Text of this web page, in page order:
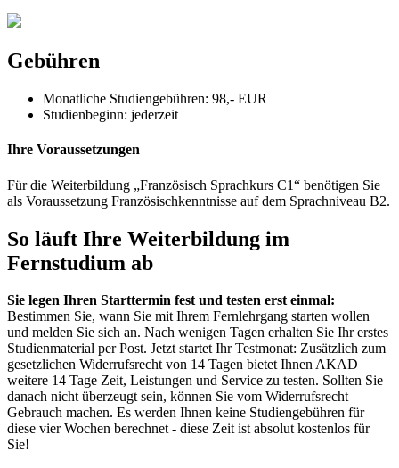
Gebühren
Monatliche Studiengebühren: 98,- EUR
Studienbeginn: jederzeit
Ihre Voraussetzungen
Für die Weiterbildung „Französisch Sprachkurs C1“ benötigen Sie
als Voraussetzung Französischkenntnisse auf dem Sprachniveau B2.
So läuft Ihre Weiterbildung im
Fernstudium ab
Sie legen Ihren Starttermin fest und testen erst einmal:
Bestimmen Sie, wann Sie mit Ihrem Fernlehrgang starten wollen
und melden Sie sich an. Nach wenigen Tagen erhalten Sie Ihr erstes
Studienmaterial per Post. Jetzt startet Ihr Testmonat: Zusätzlich zum
gesetzlichen Widerrufsrecht von 14 Tagen bietet Ihnen AKAD
weitere 14 Tage Zeit, Leistungen und Service zu testen. Sollten Sie
danach nicht überzeugt sein, können Sie vom Widerrufsrecht
Gebrauch machen. Es werden Ihnen keine Studiengebühren für
diese vier Wochen berechnet - diese Zeit ist absolut kostenlos für
Sie!